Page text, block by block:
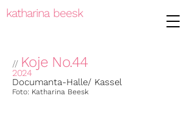
katharina beesk
// Koje No.44
2024
Documanta-Halle/ Kassel
Foto: Katharina Beesk